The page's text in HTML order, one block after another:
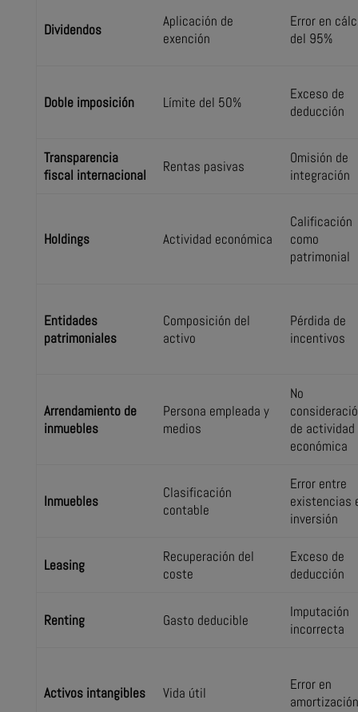
Dividendos
Aplicación de
exención
Error en
del 95%
Doble imposición Límite del 50%
Exceso de
deducción
Transparencia
fiscal internacional
Rentas pasivas
Omisión de
integración
Holdings Actividad económica
Calificación
como
patrimonial
Entidades
patrimoniales
Composición del
activo
Pérdida de
incentivos
Arrendamiento de
inmuebles
Persona empleada y
medios
No
de actividad
económica
Inmuebles
Clasificación
contable
Error entre
existencias
inversión
Leasing
Recuperación del
coste
Exceso de
deducción
Renting Gasto deducible
Imputación
incorrecta
Activos intangibles Vida útil
Error en
amortización